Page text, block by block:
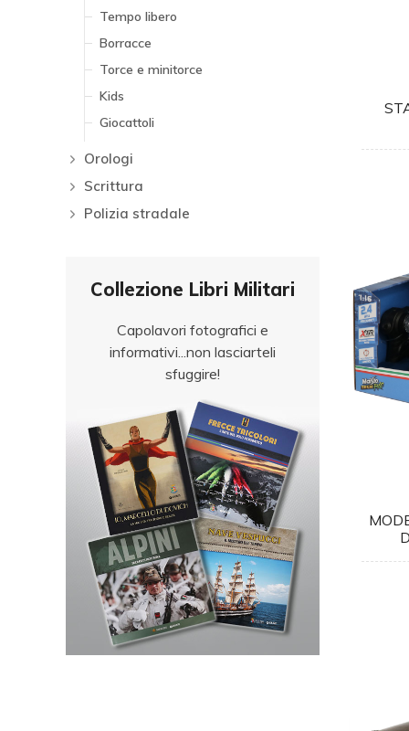
Tempo libero
Borracce
Torce e minitorce
Kids
Giocattoli
Orologi
Scrittura
Polizia stradale
Collezione Libri Militari
Capolavori fotografici e
informativi...non lasciarteli
sfuggire!